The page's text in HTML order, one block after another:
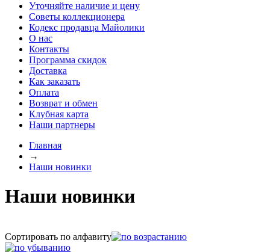
Уточняйте наличие и цену
Советы коллекционера
Кодекс продавца Майолики
О нас
Контакты
Программа скидок
Доставка
Как заказать
Оплата
Возврат и обмен
Клубная карта
Наши партнеры
Главная
→
Наши новинки
Наши новинки
Сортировать по алфавиту